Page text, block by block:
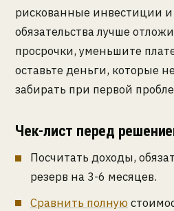
рискованные инвестиции
обязательства лучше
просрочки, уменьшите
оставьте деньги, которые
забирать при первой
Чек-лист перед
Посчитать доходы,
резерв на 3-6 месяцев.
Сравнить полную